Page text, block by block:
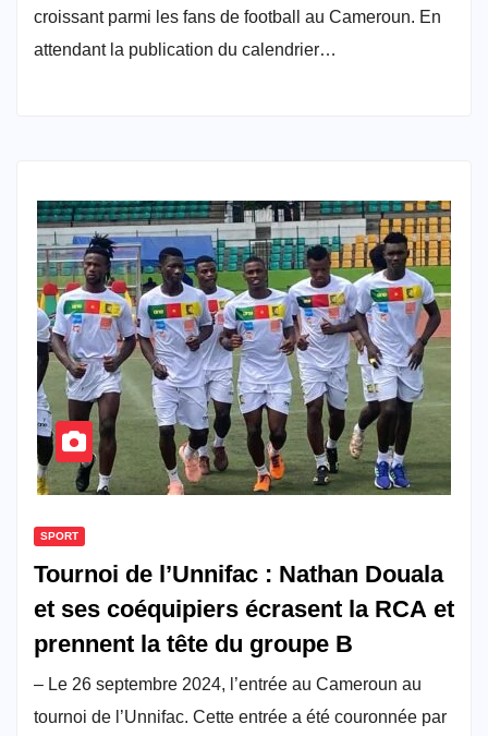
croissant parmi les fans de football au Cameroun. En
attendant la publication du calendrier…
SPORT
Tournoi de l’Unnifac : Nathan Douala
et ses coéquipiers écrasent la RCA et
prennent la tête du groupe B
– Le 26 septembre 2024, l’entrée au Cameroun au
tournoi de l’Unnifac. Cette entrée a été couronnée par